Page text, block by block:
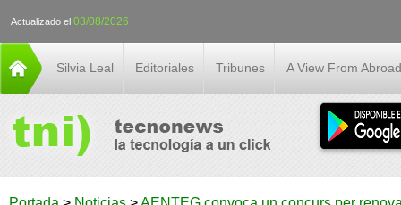
Actualizado el 03/08/2026
Silvia Leal Editoriales Tribunes A View From Abroad